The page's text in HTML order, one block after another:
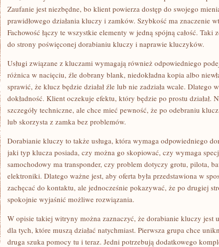
Zaufanie jest niezbędne, bo klient powierza dostęp do swojego
prawidłowego działania kluczy i zamków. Szybkość ma znaczenie
Fachowość łączy te wszystkie elementy w jedną spójną całość. Taki
do strony poświęconej dorabianiu kluczy i naprawie kluczyków.
Usługi związane z kluczami wymagają również odpowiedniego
różnica w nacięciu, źle dobrany blank, niedokładna kopia albo
sprawić, że klucz będzie działał źle lub nie zadziała wcale. Dlatego
dokładność. Klient oczekuje efektu, który będzie po prostu działał.
szczegóły techniczne, ale chce mieć pewność, że po odebraniu
lub skorzysta z zamka bez problemów.
Dorabianie kluczy to także usługa, która wymaga odpowiedniego
jaki typ klucza posiada, czy można go skopiować, czy wymaga
samochodowy ma transponder, czy problem dotyczy grotu, pilota,
elektroniki. Dlatego ważne jest, aby oferta była przedstawiona w
zachęcać do kontaktu, ale jednocześnie pokazywać, że po drugiej
spokojnie wyjaśnić możliwe rozwiązania.
W opisie takiej witryny można zaznaczyć, że dorabianie kluczy jest
dla tych, które muszą działać natychmiast. Pierwsza grupa chce
druga szuka pomocy tu i teraz. Jedni potrzebują dodatkowego